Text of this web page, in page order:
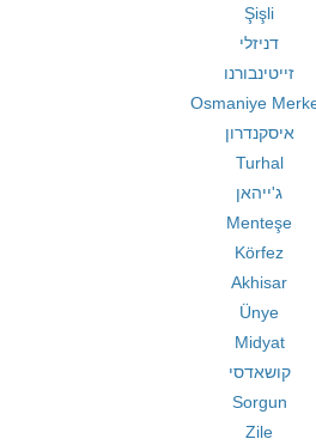
Şişli
דניזלי
זייטינבורנו
Osmaniye
איסקנדרון
Turhal
ג'ייהאן
Menteşe
Körfez
Akhisar
Ünye
Midyat
קושאדסי
Sorgun
Zile